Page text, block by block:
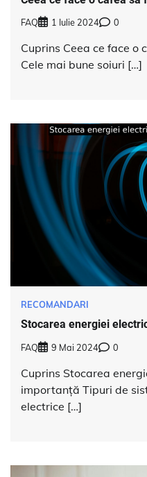
FAQ 1 Iulie 2024 0
Cuprins Ceea ce face o
Cele mai bune soiuri […]
RECOMANDARI
Stocarea energiei
FAQ 9 Mai 2024 0
Cuprins Stocarea
importanță Tipuri de
electrice […]